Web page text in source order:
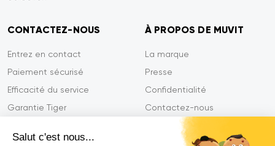
Salut c'est nous...
CONTACTEZ-NOUS
Entrez en contact
Paiement sécurisé
Efficacité du service
Garantie Tiger
À PROPOS DE MUVIT
La marque
Presse
Confidentialité
Contactez-nous